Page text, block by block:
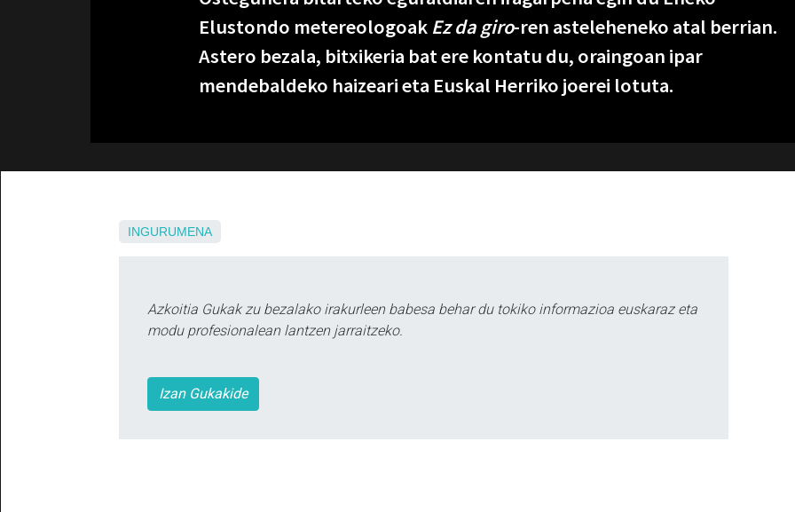
Elustondo metereologoak Ez da giro-ren asteleheneko atal berrian.
Astero bezala, bitxikeria bat ere kontatu du, oraingoan ipar
mendebaldeko haizeari eta Euskal Herriko joerei lotuta.
INGURUMENA
Azkoitia Gukak zu bezalako irakurleen babesa behar du tokiko informazioa euskaraz eta
modu profesionalean lantzen jarraitzeko.
Izan Gukakide